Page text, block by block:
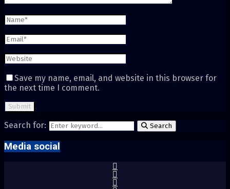
Save my name, email, and website in this browser for
the next time I comment.
Search for: Search
Media social